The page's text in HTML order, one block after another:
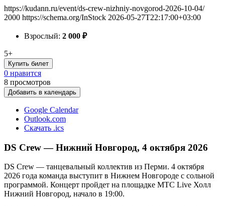
https://kudann.ru/event/ds-crew-nizhniy-novgorod-2026-10-04/
2000 https://schema.org/InStock 2026-05-27T22:17:00+03:00
Взрослый: 2 000 ₽
5+
Купить билет
0 нравится
8 просмотров
Добавить в календарь
Google Calendar
Outlook.com
Скачать .ics
DS Crew — Нижний Новгород, 4 октября 2026
DS Crew — танцевальный коллектив из Перми. 4 октября
2026 года команда выступит в Нижнем Новгороде с сольной
программой. Концерт пройдет на площадке МТС Live Холл
Нижний Новгород, начало в 19:00.